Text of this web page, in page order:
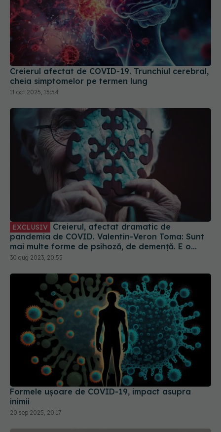
Creierul afectat de COVID-19. Trunchiul cerebral,
cheia simptomelor pe termen lung
11 oct 2025, 15:54
pandemia de COVID. Valentin-Veron Toma: Sunt
mai multe forme de psihoză, de demență. E o
accelerare a unor fenomene care păreau să fie
într-un ritm mai lent
30 aug 2023, 20:55
Formele ușoare de COVID-19, impact asupra
20 sep 2025, 20:17